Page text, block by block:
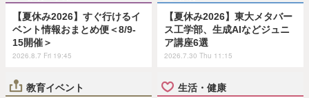
【夏休み2026】すぐ行けるイ
ベント情報おまとめ便＜8/9-
15開催＞
2026.8.7 Fri 19:45
【夏休み2026】東大メタバー
ス工学部、生成AIなどジュニ
ア講座6選
2026.7.30 Thu 11:15
教育イベント 生活・健康